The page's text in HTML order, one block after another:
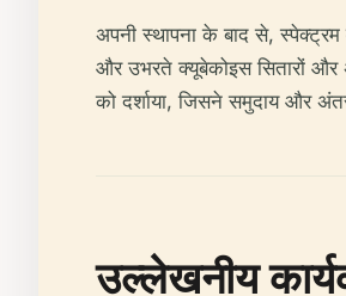
अपनी स्थापना के बाद से,
और उभरते क्यूबेकोइस सितारों और
को दर्शाया, जिसने समुदाय और
उल्लेखनीय